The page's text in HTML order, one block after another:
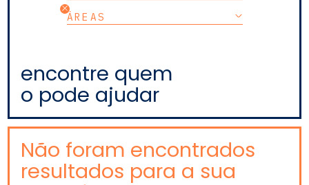
ÁREAS
encontre quem
o pode ajudar
Não foram encontrados
resultados para a sua